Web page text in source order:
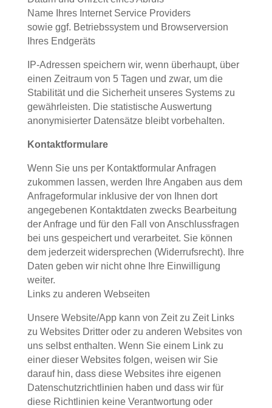
Name Ihres Internet Service Providers
sowie ggf. Betriebssystem und Browserversion
Ihres Endgeräts
IP-Adressen speichern wir, wenn überhaupt, über
einen Zeitraum von 5 Tagen und zwar, um die
Stabilität und die Sicherheit unseres Systems zu
gewährleisten. Die statistische Auswertung
anonymisierter Datensätze bleibt vorbehalten.
Kontaktformulare
Wenn Sie uns per Kontaktformular Anfragen
zukommen lassen, werden Ihre Angaben aus dem
Anfrageformular inklusive der von Ihnen dort
angegebenen Kontaktdaten zwecks Bearbeitung
der Anfrage und für den Fall von Anschlussfragen
bei uns gespeichert und verarbeitet. Sie können
dem jederzeit widersprechen (Widerrufsrecht). Ihre
Daten geben wir nicht ohne Ihre Einwilligung
weiter.
Links zu anderen Webseiten
Unsere Website/App kann von Zeit zu Zeit Links
zu Websites Dritter oder zu anderen Websites von
uns selbst enthalten. Wenn Sie einem Link zu
einer dieser Websites folgen, weisen wir Sie
darauf hin, dass diese Websites ihre eigenen
Datenschutzrichtlinien haben und dass wir für
diese Richtlinien keine Verantwortung oder